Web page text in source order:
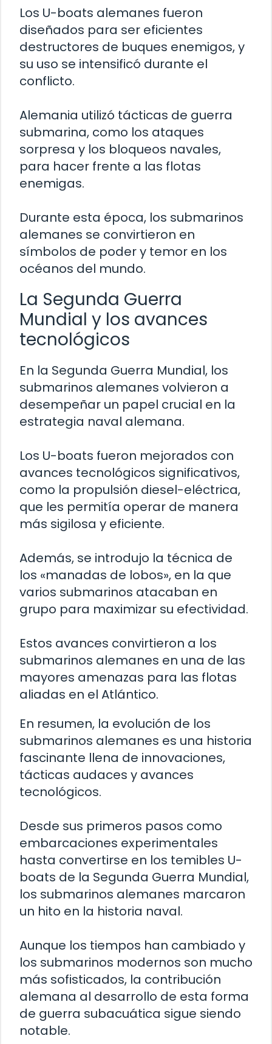
Los U-boats alemanes fueron
diseñados para ser eficientes
destructores de buques enemigos, y
su uso se intensificó durante el
conflicto.
Alemania utilizó tácticas de guerra
submarina, como los ataques
sorpresa y los bloqueos navales,
para hacer frente a las flotas
enemigas.
Durante esta época, los submarinos
alemanes se convirtieron en
símbolos de poder y temor en los
océanos del mundo.
La Segunda Guerra
Mundial y los avances
tecnológicos
En la Segunda Guerra Mundial, los
submarinos alemanes volvieron a
desempeñar un papel crucial en la
estrategia naval alemana.
Los U-boats fueron mejorados con
avances tecnológicos significativos,
como la propulsión diesel-eléctrica,
que les permitía operar de manera
más sigilosa y eficiente.
Además, se introdujo la técnica de
los «manadas de lobos», en la que
varios submarinos atacaban en
grupo para maximizar su efectividad.
Estos avances convirtieron a los
submarinos alemanes en una de las
mayores amenazas para las flotas
aliadas en el Atlántico.
En resumen, la evolución de los
submarinos alemanes es una historia
fascinante llena de innovaciones,
tácticas audaces y avances
tecnológicos.
Desde sus primeros pasos como
embarcaciones experimentales
hasta convertirse en los temibles U-
boats de la Segunda Guerra Mundial,
los submarinos alemanes marcaron
un hito en la historia naval.
Aunque los tiempos han cambiado y
los submarinos modernos son mucho
más sofisticados, la contribución
alemana al desarrollo de esta forma
de guerra subacuática sigue siendo
notable.